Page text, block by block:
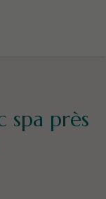
spa près